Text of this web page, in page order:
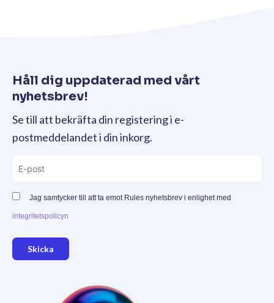
Håll dig uppdaterad med vårt
nyhetsbrev!
Se till att bekräfta din registering i e-
postmeddelandet i din inkorg.
Jag samtycker till att ta emot Rules nyhetsbrev i enlighet med
integritetspolicyn
Skicka